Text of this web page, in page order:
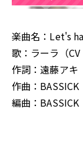
楽曲名：Let's
歌：ラーラ（CV
作詞：遠藤アキ
作曲：BASSICK
編曲：BASSICK